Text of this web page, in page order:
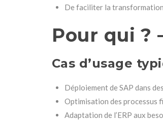
De faciliter la
Pour qui ?
Cas d’usage
Déploiement de SAP dans
Optimisation des processus
Adaptation de l’ERP aux